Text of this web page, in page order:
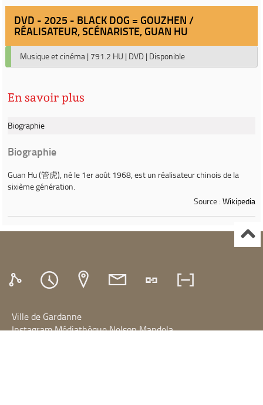
DVD - 2025 - BLACK DOG = GOUZHEN /
RÉALISATEUR, SCÉNARISTE, GUAN HU
Musique et cinéma | 791.2 HU | DVD | Disponible
En savoir plus
Biographie
Biographie
Guan Hu(管虎), né le 1er août 1968, est un réalisateur chinois de la
sixième génération.
Source : Wikipedia
Ville de Gardanne
Instagram Médiathèque Nelson Mandela